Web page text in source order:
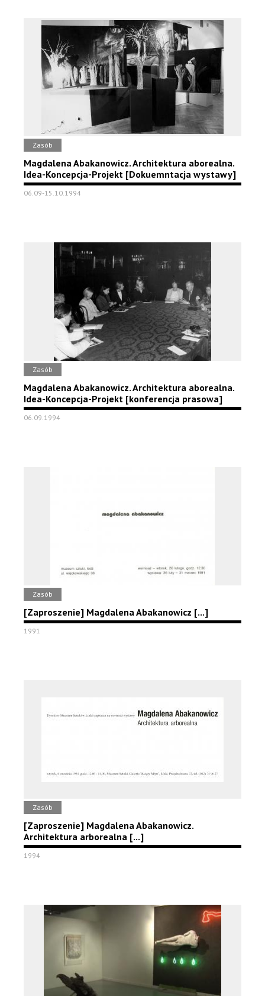
Zasób
Magdalena Abakanowicz. Architektura aborealna.
Idea-Koncepcja-Projekt [Dokuemntacja wystawy]
06.09-15.10.1994
Zasób
Magdalena Abakanowicz. Architektura aborealna.
Idea-Koncepcja-Projekt [konferencja prasowa]
06.09.1994
Zasób
[Zaproszenie] Magdalena Abakanowicz [...]
1991
Zasób
[Zaproszenie] Magdalena Abakanowicz.
Architektura arborealna [...]
1994